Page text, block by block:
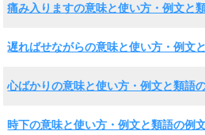
痛み入りますの意味と使い方・例文と
遅ればせながらの意味と使い方・例文
心ばかりの意味と使い方・例文と類語
時下の意味と使い方・例文と類語の例